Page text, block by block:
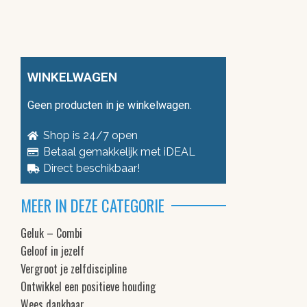
WINKELWAGEN
Geen producten in je winkelwagen.
Shop is 24/7 open
Betaal gemakkelijk met iDEAL
Direct beschikbaar!
MEER IN DEZE CATEGORIE
Geluk – Combi
Geloof in jezelf
Vergroot je zelfdiscipline
Ontwikkel een positieve houding